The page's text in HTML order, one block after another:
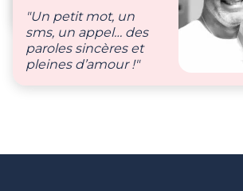
3 minutes
belles balades."
"Un petit mot, un
sms, un appel… des
paroles sincères et
pleines d’amour !"